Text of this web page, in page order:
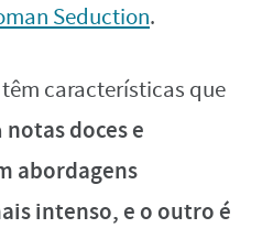
Seduction.
características que
notas doces e
abordagens
intenso, e o outro é